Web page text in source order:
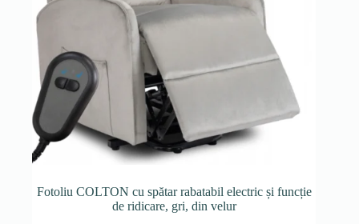
Fotoliu COLTON cu spătar rabatabil electric și funcție
de ridicare, gri, din velur